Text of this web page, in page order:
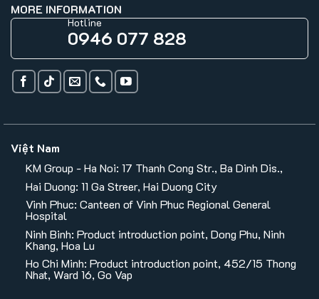
MORE INFORMATION
Hotline
0946 077 828
Việt Nam
KM Group - Ha Noi: 17 Thanh Cong Str., Ba Dinh Dis.,
Hai Duong: 11 Ga Streer, Hai Duong City
Vinh Phuc: Canteen of Vinh Phuc Regional General
Hospital
Ninh Binh: Product introduction point, Dong Phu, Ninh
Khang, Hoa Lu
Ho Chi Minh: Product introduction point, 452/15 Thong
Nhat, Ward 16, Go Vap